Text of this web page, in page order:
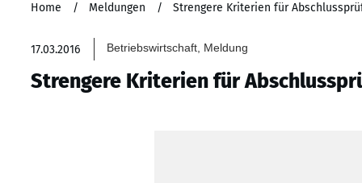
Home / Meldungen / Strengere Kriterien für
17.03.2016 Betriebswirtschaft, Meldung
Strengere Kriterien für